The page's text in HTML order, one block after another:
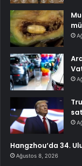
Hangzhou’da 34.
Ağustos 8, 2026